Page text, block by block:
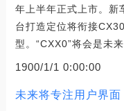
年上半年正式上市。新
台打造定位将衔接
型。“CXX0”将会是未
1900/1/1 0:00:00
未来将专注用户界